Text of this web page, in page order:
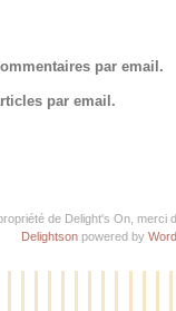
par email.
par email.
de Delight's On,
Delightson powered by